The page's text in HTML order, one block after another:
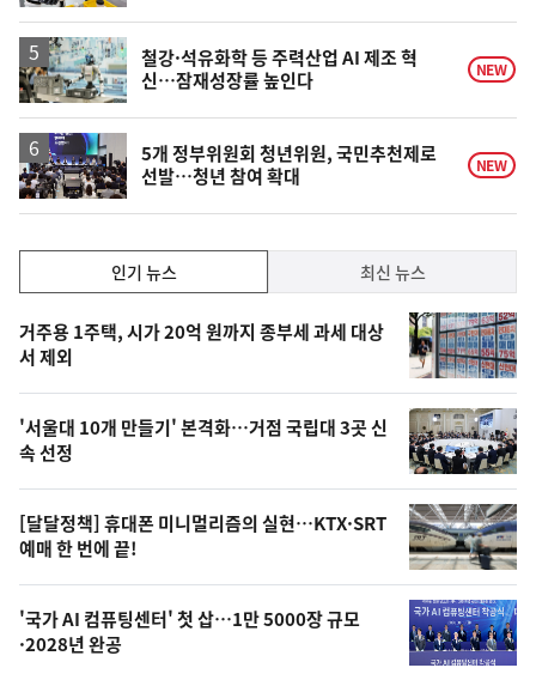
철강·석유화학 등 주력산업 AI 제조 혁
신…잠재성장률 높인다
NEW
5개 정부위원회 청년위원, 국민추천제로
선발…청년 참여 확대
NEW
기,
최
신,
오
늘
의
영
상
오
인기 뉴스 최신 뉴스
인
기
뉴
스
거주용 1주택, 시가 20억 원까지 종부세 과세 대상
서 제외
'서울대 10개 만들기' 본격화…거점 국립대 3곳 신
속 선정
[달달정책] 휴대폰 미니멀리즘의 실현…KTX·SRT
예매 한 번에 끝!
'국가 AI 컴퓨팅센터' 첫 삽…1만 5000장 규모
·2028년 완공